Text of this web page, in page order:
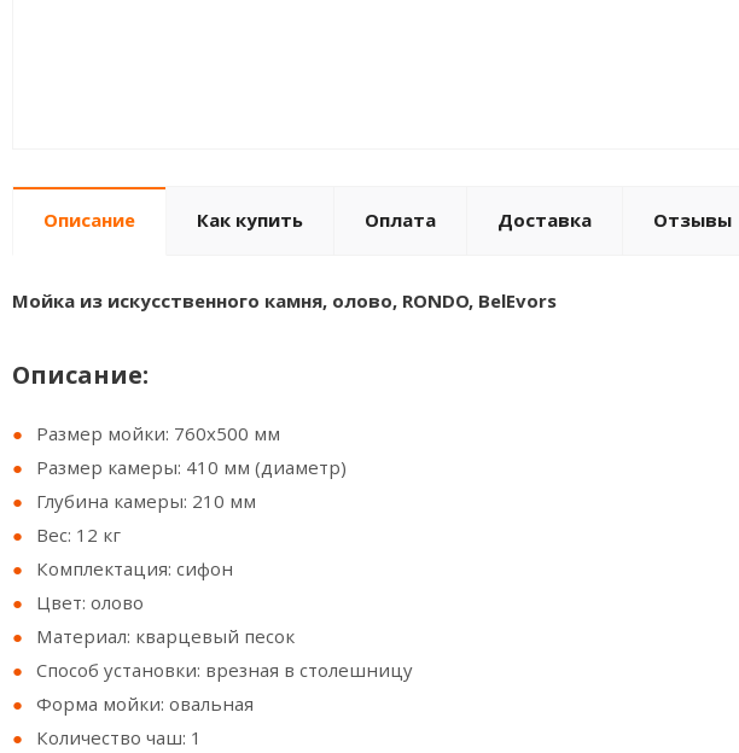
Описание Как купить Оплата Доставка Отзывы
Мойка из искусственного камня, олово, RONDO, BelEvors
Описание:
Размер мойки: 760х500 мм
Размер камеры: 410 мм (диаметр)
Глубина камеры: 210 мм
Вес: 12 кг
Комплектация: сифон
Цвет: олово
Материал: кварцевый песок
Способ установки: врезная в столешницу
Форма мойки: овальная
Количество чаш: 1